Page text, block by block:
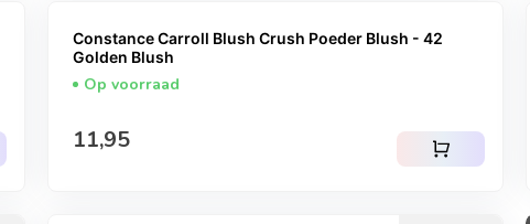
Constance Carroll Blush Crush Poeder Blush - 42
Golden Blush
Op voorraad
Normale prijs
11,95 shopping_cart